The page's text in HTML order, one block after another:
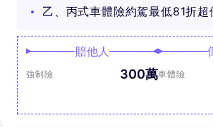
乙、丙式車體險約駕最低81折超
賠他人
強制險 300萬車體險